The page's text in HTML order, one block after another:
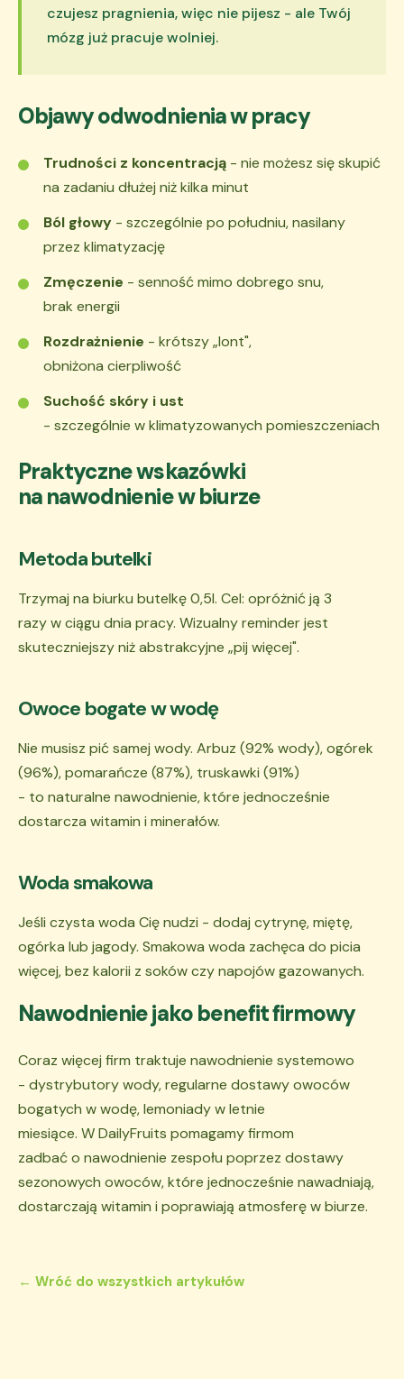
czujesz pragnienia, więc nie pijesz - ale Twój
mózg już pracuje wolniej.
Objawy odwodnienia w pracy
Trudności z koncentracją - nie możesz się skupić
na zadaniu dłużej niż kilka minut
Ból głowy - szczególnie po południu, nasilany
przez klimatyzację
Zmęczenie - senność mimo dobrego snu,
brak energii
Rozdrażnienie - krótszy „lont",
obniżona cierpliwość
Suchość skóry i ust
- szczególnie w klimatyzowanych pomieszczeniach
Praktyczne wskazówki
na nawodnienie w biurze
Metoda butelki
Trzymaj na biurku butelkę 0,5l. Cel: opróżnić ją 3
razy w ciągu dnia pracy. Wizualny reminder jest
skuteczniejszy niż abstrakcyjne „pij więcej".
Owoce bogate w wodę
Nie musisz pić samej wody. Arbuz (92% wody), ogórek
(96%), pomarańcze (87%), truskawki (91%)
- to naturalne nawodnienie, które jednocześnie
dostarcza witamin i minerałów.
Woda smakowa
Jeśli czysta woda Cię nudzi - dodaj cytrynę, miętę,
ogórka lub jagody. Smakowa woda zachęca do picia
więcej, bez kalorii z soków czy napojów gazowanych.
Nawodnienie jako benefit firmowy
Coraz więcej firm traktuje nawodnienie systemowo
- dystrybutory wody, regularne dostawy owoców
bogatych w wodę, lemoniady w letnie
miesiące. W DailyFruits pomagamy firmom
zadbać o nawodnienie zespołu poprzez dostawy
sezonowych owoców, które jednocześnie nawadniają,
dostarczają witamin i poprawiają atmosferę w biurze.
← Wróć do wszystkich artykułów